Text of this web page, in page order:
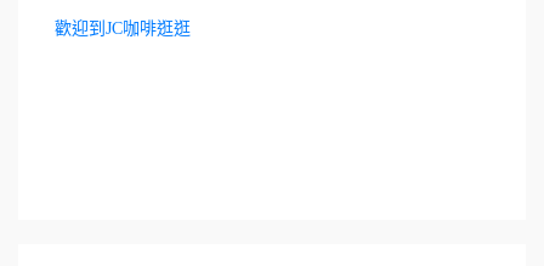
歡迎到JC咖啡逛逛